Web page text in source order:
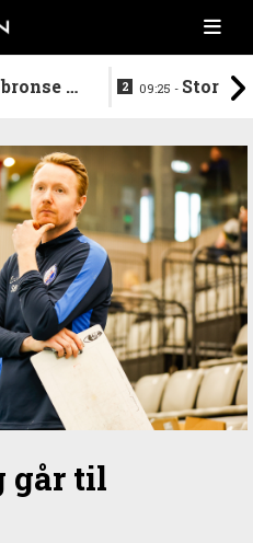
09:25 -
går til